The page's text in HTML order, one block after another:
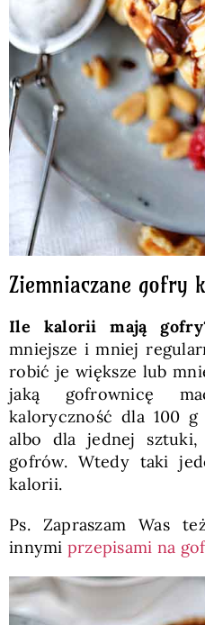
Ziemniaczane gofry
Ile kalorii mają
mniejsze i mniej
robić je większe lub
jaką gofrownicę
kaloryczność dla 100
albo dla jednej
gofrów. Wtedy taki
kalorii.
Ps. Zapraszam Was
innymi przepisami na